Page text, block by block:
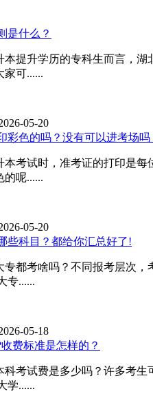
是什么？
提升学历的专科生而言，
家可......
05-20
彩色的吗？没有可以进考场吗
考试时，准考证的打印是
的呢......
05-20
些科目？都给你汇总好了!
考啥吗？不同报考层次，
......
05-18
费标准是怎样的？
试费是多少吗？许多考生
......